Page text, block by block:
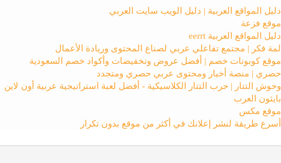
دليل المواقع العربية | دليل الويب سايت العربي
موقع فزعة
دليل المواقع العربية eerrt
لمة فكر | مجتمع تفاعلي عربي لصناع المحتوى وريادة الأعمال
موقع كوبونات خصم | أفضل عروض وتخفيضات وأكواد خصم السعودية
حصري | منصة أخبار ومحتوى عربي حصري ومتجدد
وحوش التتار | حرب التتار الكلاسيكية - أفضل لعبة استراتيجية عربية أون لاين
بايثون العرب
موقع مكس
أسرع طريقة لنشر إعلانك في أكثر من موقع بدون تكرار